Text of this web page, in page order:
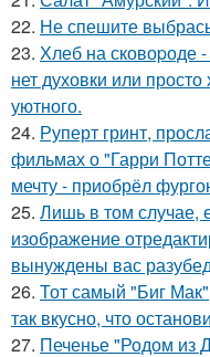
22. Не спешите
23. Хлеб на сковоpоде
нет духовки или
уютного.
24. Руперт гринт,
фильмах о "Гарри
мечту - приобрёл
25. Лишь в том случае,
изображение
вынуждены вас
26. Тот самый "Биг
так вкусно, что
27. Печенье "Родом из